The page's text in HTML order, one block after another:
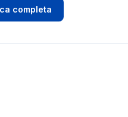
completa